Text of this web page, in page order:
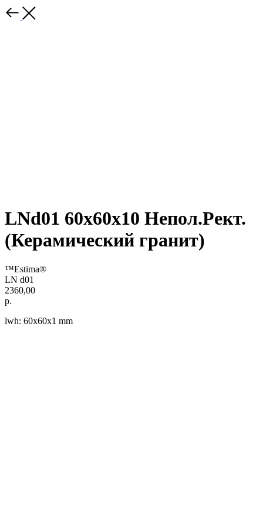
LNd01 60x60x10 Непол.Рект.
(Керамический гранит)
™Estima®
LN d01
2360,00
р.
lwh: 60x60x1 mm